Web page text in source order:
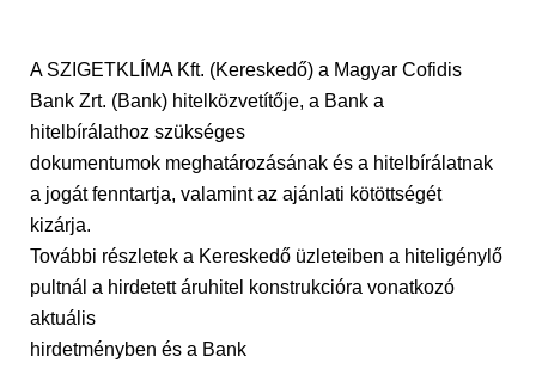
A SZIGETKLÍMA Kft. (Kereskedő) a Magyar Cofidis
Bank Zrt. (Bank) hitelközvetítője, a Bank a
hitelbírálathoz szükséges
dokumentumok meghatározásának és a hitelbírálatnak
a jogát fenntartja, valamint az ajánlati kötöttségét
kizárja.
További részletek a Kereskedő üzleteiben a hiteligénylő
pultnál a hirdetett áruhitel konstrukcióra vonatkozó
aktuális
hirdetményben és a Bank